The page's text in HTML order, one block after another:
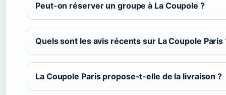
Peut-on réserver un groupe à La Coupole ?
Quels sont les avis récents sur La Coupole Paris
La Coupole Paris propose-t-elle de la livraison ?